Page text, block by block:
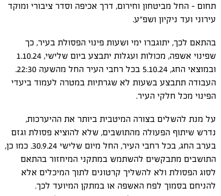
תחום – החל מביטחון וחירום, דרך אכיפה וסדר ציבורי ומוקד
עירוני ועד ניקיון ושפ"ע.
בהתאם לכך, יתוגברו ימי ושעות פינוי הפסולת בעיר, כך
שפינוי אשפה, מכולות ועגלות יתבצע ביום שלישי, 1.10.24
ובמוצאי החג, 5.10.24 בכל רחבי העיר החל מהשעה 22:30.
העבודה תתבצע בשעות לא שגרתיות במטרה לעמוד ביעדי
הפינוי מכל חלקי העיר.
על מנת להשלים בצורה המיטבית ביותר את ההיערכות,
נדרש שיתוף הפעולה מהתושבים, שלא להוציא פסולת וגזם
בערב החג, בכל רחבי העיר, החל מיום שלישי 30.9.24. כמו כן,
התושבים מתבקשים להשתמש במתקני המיחזור בהתאם
לסוג הפסולת ולא להשליך קרטונים לתוך המיכלים אלא
להניחם בסמוך לפח האשפה או במתקן המיועד לכך.